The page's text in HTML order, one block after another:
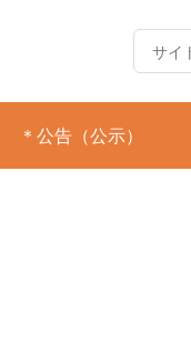
＊公告（公示）